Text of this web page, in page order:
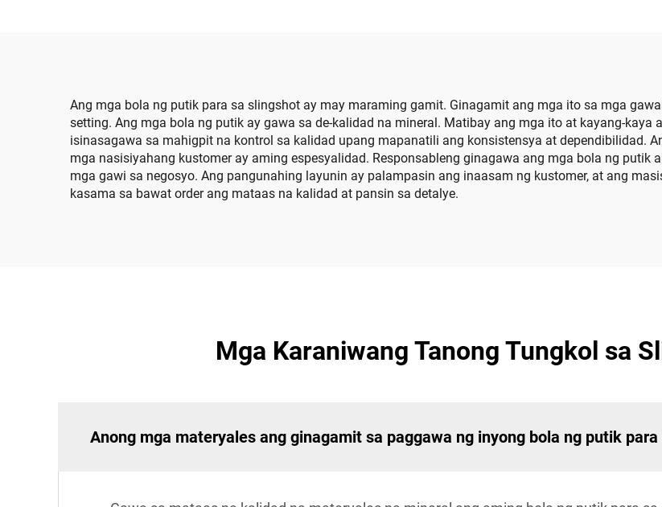
Ang mga bola ng putik para sa slingshot ay may maraming gamit. Ginagamit ang mga ito sa mga
setting. Ang mga bola ng putik ay gawa sa de-kalidad na mineral. Matibay ang mga ito at kayang-
isinasagawa sa mahigpit na kontrol sa kalidad upang mapanatili ang konsistensya at dependibilidad.
mga nasisiyahang kustomer ay aming espesyalidad. Responsableng ginagawa ang mga bola ng
mga gawi sa negosyo. Ang pangunahing layunin ay palampasin ang inaasam ng kustomer, at ang
kasama sa bawat order ang mataas na kalidad at pansin sa detalye.
Mga Karaniwang Tanong Tungkol sa
Anong mga materyales ang ginagamit sa paggawa ng inyong bola ng putik